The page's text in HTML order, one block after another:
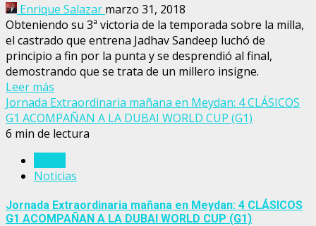
Enrique Salazar marzo 31, 2018
Obteniendo su 3ª victoria de la temporada sobre la milla,
el castrado que entrena Jadhav Sandeep luchó de
principio a fin por la punta y se desprendió al final,
demostrando que se trata de un millero insigne.
Leer más
Jornada Extraordinaria mañana en Meydan: 4 CLÁSICOS
G1 ACOMPAÑAN A LA DUBAI WORLD CUP (G1)
6 min de lectura
Noticias
Jornada Extraordinaria mañana en Meydan: 4 CLÁSICOS
G1 ACOMPAÑAN A LA DUBAI WORLD CUP (G1)